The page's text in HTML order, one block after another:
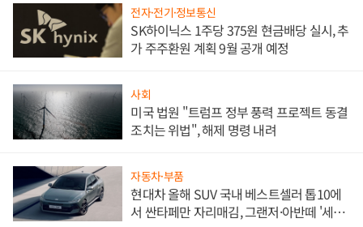
전자·전기·정보통신
SK하이닉스 1주당 375원 현금배당 실시, 추
가 주주환원 계획 9월 공개 예정
사회
미국 법원 "트럼프 정부 풍력 프로젝트 동결
조치는 위법", 해제 명령 내려
자동차·부품
현대차 올해 SUV 국내 베스트셀러 톱10에
서 싼타페만 자리매김, 그랜저·아반떼 '세단